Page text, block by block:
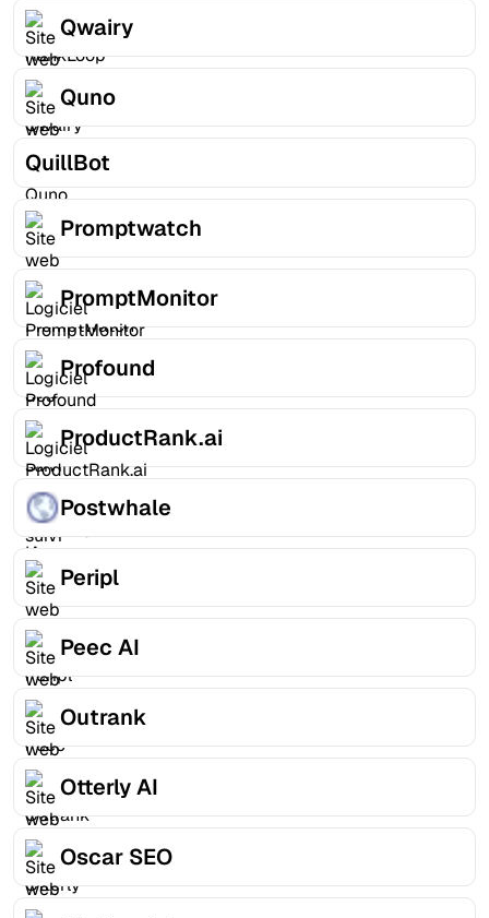
Qwairy
Quno
QuillBot
Promptwatch
PromptMonitor
Profound
ProductRank.ai
Postwhale
Peripl
Peec AI
Outrank
Otterly AI
Oscar SEO